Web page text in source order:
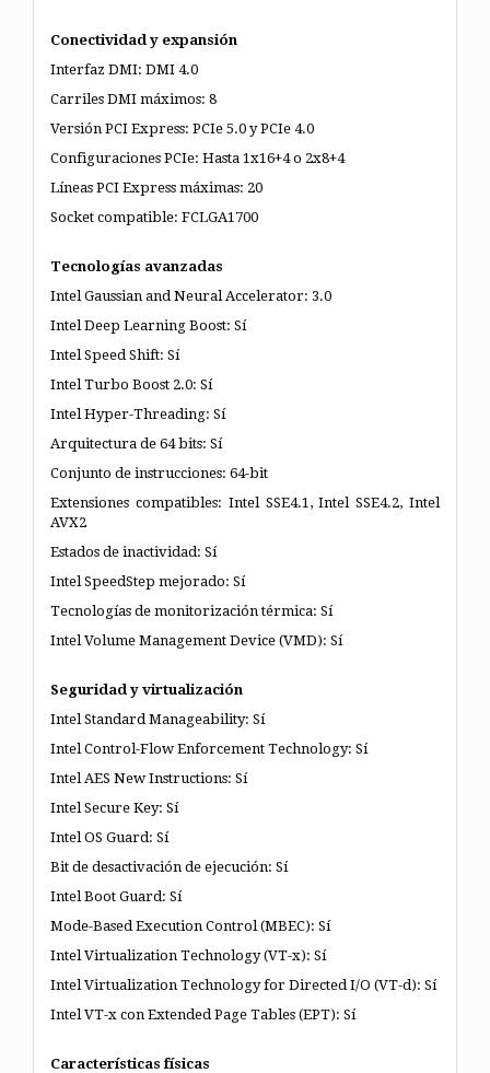
Conectividad y expansión
Interfaz DMI: DMI 4.0
Carriles DMI máximos: 8
Versión PCI Express: PCIe 5.0 y PCIe 4.0
Configuraciones PCIe: Hasta 1x16+4 o 2x8+4
Líneas PCI Express máximas: 20
Socket compatible: FCLGA1700
Tecnologías avanzadas
Intel Gaussian and Neural Accelerator: 3.0
Intel Deep Learning Boost: Sí
Intel Speed Shift: Sí
Intel Turbo Boost 2.0: Sí
Intel Hyper-Threading: Sí
Arquitectura de 64 bits: Sí
Conjunto de instrucciones: 64-bit
Extensiones compatibles: Intel SSE4.1, Intel SSE4.2, Intel
AVX2
Estados de inactividad: Sí
Intel SpeedStep mejorado: Sí
Tecnologías de monitorización térmica: Sí
Intel Volume Management Device (VMD): Sí
Seguridad y virtualización
Intel Standard Manageability: Sí
Intel Control-Flow Enforcement Technology: Sí
Intel AES New Instructions: Sí
Intel Secure Key: Sí
Intel OS Guard: Sí
Bit de desactivación de ejecución: Sí
Intel Boot Guard: Sí
Mode-Based Execution Control (MBEC): Sí
Intel Virtualization Technology (VT-x): Sí
Intel Virtualization Technology for Directed I/O (VT-d): Sí
Intel VT-x con Extended Page Tables (EPT): Sí
Características físicas